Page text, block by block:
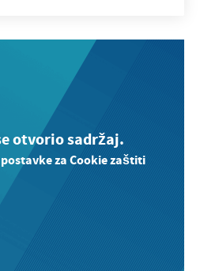
otvorio sadržaj.
za Cookie zaštiti